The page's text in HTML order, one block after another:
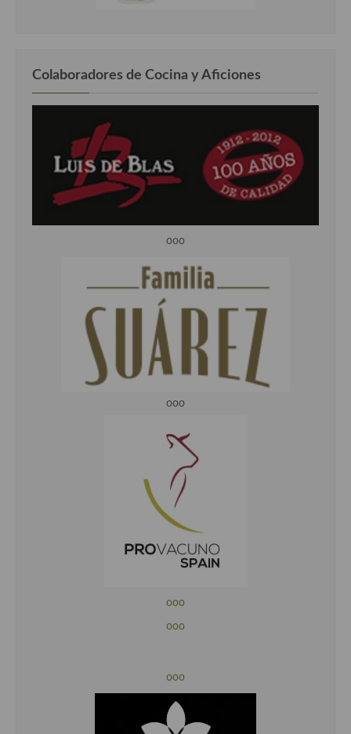
Colaboradores de Cocina y Aficiones
ooo
ooo
ooo
ooo
ooo